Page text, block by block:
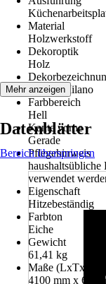
Material
Holzwerkstoff
Dekoroptik
Holz
K2589 Milano
Farbbereich
Hell
Kante vorne
Gerade
Pflegehinweis
verwendet
Eigenschaft
Hitzebeständig
Farbton
Eiche
Gewicht
61,41 kg
Maße (LxTxS)
4100 mm x 635
Mehr anzeigen
Datenblätter
Bereich überspringen